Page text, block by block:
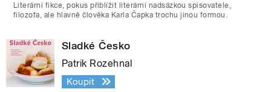
Literární fikce, pokus přiblížit literární nadsázkou spisovatele,
filozofa, ale hlavně člověka Karla Čapka trochu jinou formou.
Sladké Česko
Patrik Rozehnal
Koupit